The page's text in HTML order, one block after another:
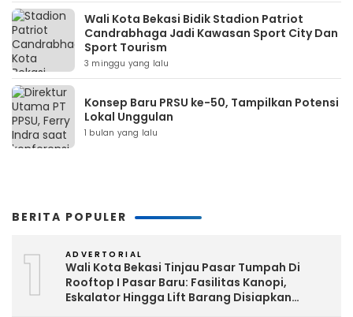
Wali Kota Bekasi Bidik Stadion Patriot
Candrabhaga Jadi Kawasan Sport City Dan
Sport Tourism
3 minggu yang lalu
Konsep Baru PRSU ke-50, Tampilkan Potensi
Lokal Unggulan
1 bulan yang lalu
BERITA POPULER
1 ADVERTORIAL
Wali Kota Bekasi Tinjau Pasar Tumpah Di
Rooftop I Pasar Baru: Fasilitas Kanopi,
Eskalator Hingga Lift Barang Disiapkan